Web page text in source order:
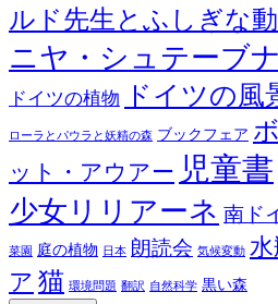
ルド先生とふしぎな
ニヤ・シュテーブ
ドイツの植物 ドイツの風
ローラとパウラと妖精の森 ブックフェア
ット・アウアー 児童書
少女リリアーネ 南ド
菜園 庭の植物 日本 朗読会 気候変動
ア 猫 環境問題 翻訳 自然科学 黒い森